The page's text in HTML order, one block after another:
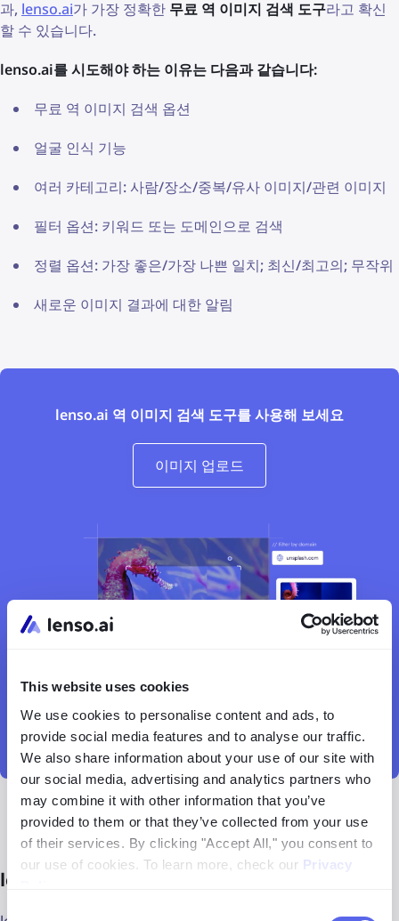
This website uses cookies
We use cookies to personalise content and ads, to
provide social media features and to analyse our traffic.
We also share information about your use of our site with
our social media, advertising and analytics partners who
may combine it with other information that you’ve
provided to them or that they’ve collected from your use
of their services. By clicking "Accept All," you consent to
our use of cookies. To learn more, check our Privacy
과, lenso.ai가 가장 정확한 무료 역 이미지 검색 도구라고 확신
할 수 있습니다.
lenso.ai를 시도해야 하는 이유는 다음과 같습니다:
무료 역 이미지 검색 옵션
얼굴 인식 기능
여러 카테고리: 사람/장소/중복/유사 이미지/관련 이미지
필터 옵션: 키워드 또는 도메인으로 검색
정렬 옵션: 가장 좋은/가장 나쁜 일치; 최신/최고의; 무작위
새로운 이미지 결과에 대한 알림
lenso.ai 역 이미지 검색 도구를 사용해 보세요
이미지 업로드
lenso.ai 대안